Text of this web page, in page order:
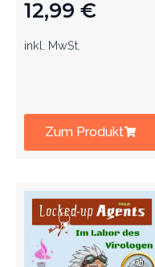
12,99 €
inkl. MwSt.
Zum Produkt